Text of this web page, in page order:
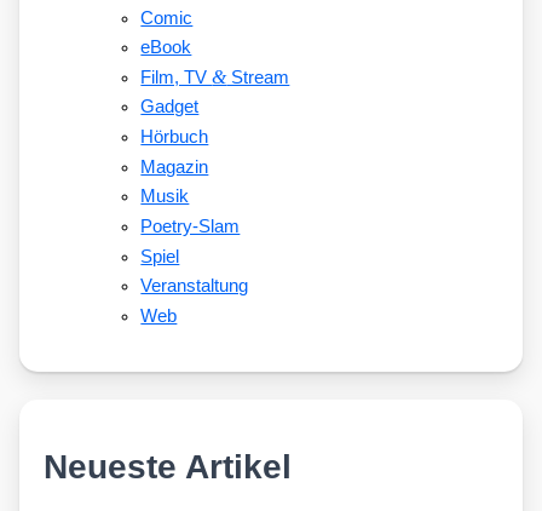
Comic
eBook
Film, TV&Stream
Gadget
Hörbuch
Magazin
Musik
Poetry-Slam
Spiel
Veranstaltung
Web
Neueste Artikel